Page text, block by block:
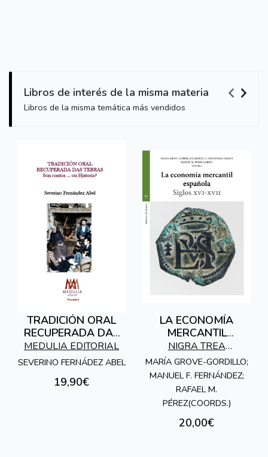
Libros de interés de la misma materia
Libros de la misma temática más vendidos
TRADICIÓN ORAL
RECUPERADA DAS
TEBRAS
MEDULIA EDITORIAL
SEVERINO FERNÁDEZ ABEL
19,90€
LA ECONOMÍA
MERCANTIL
ESPAÑOLA
NIGRA TREA
EDICIONES
MARÍA GROVE-GORDILLO;
MANUEL F. FERNÁNDEZ;
RAFAEL M.
PÉREZ(COORDS.)
20,00€